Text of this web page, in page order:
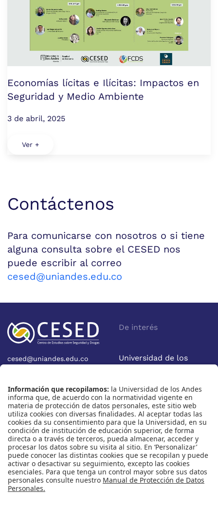
Economías lícitas e Ilícitas: Impactos en
Seguridad y Medio Ambiente
3 de abril, 2025
Ver +
Contáctenos
Para comunicarse con nosotros o si tiene
alguna consulta sobre el CESED nos
puede escribir al correo
cesed@uniandes.edu.co
cesed@uniandes.edu.co
Bogotá - Colombia
De interés
Universidad de los
Facultad de Economía
Nosotros
Quiénes somos
Eventos
Cursos
Nuestras redes
Instagram
X
Linkedin